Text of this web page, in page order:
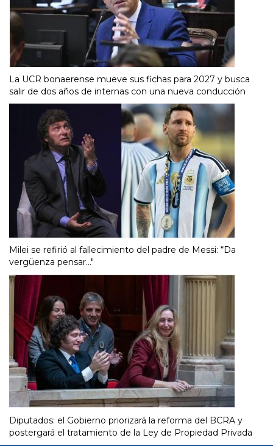
La UCR bonaerense mueve sus fichas para 2027 y busca
salir de dos años de internas con una nueva conducción
Milei se refirió al fallecimiento del padre de Messi: “Da
vergüenza pensar..."
Diputados: el Gobierno priorizará la reforma del BCRA y
postergará el tratamiento de la Ley de Propiedad Privada